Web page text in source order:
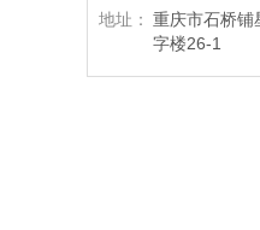
地址： 重庆市石桥铺
字楼26-1